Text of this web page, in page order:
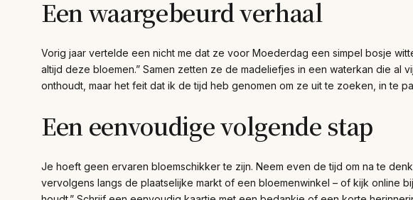
Een waargebeurd verhaal
Vorig jaar vertelde een nicht me dat ze voor Moederdag een simpel bosje
altijd deze bloemen.” Samen zetten ze de madeliefjes in een waterkan die al
onthoudt, maar het feit dat ik de tijd heb genomen om ze uit te zoeken, in te
Een eenvoudige volgende stap
Je hoeft geen ervaren bloemschikker te zijn. Neem even de tijd om na te
vervolgens langs de plaatselijke markt of een bloemenwinkel – of kijk online